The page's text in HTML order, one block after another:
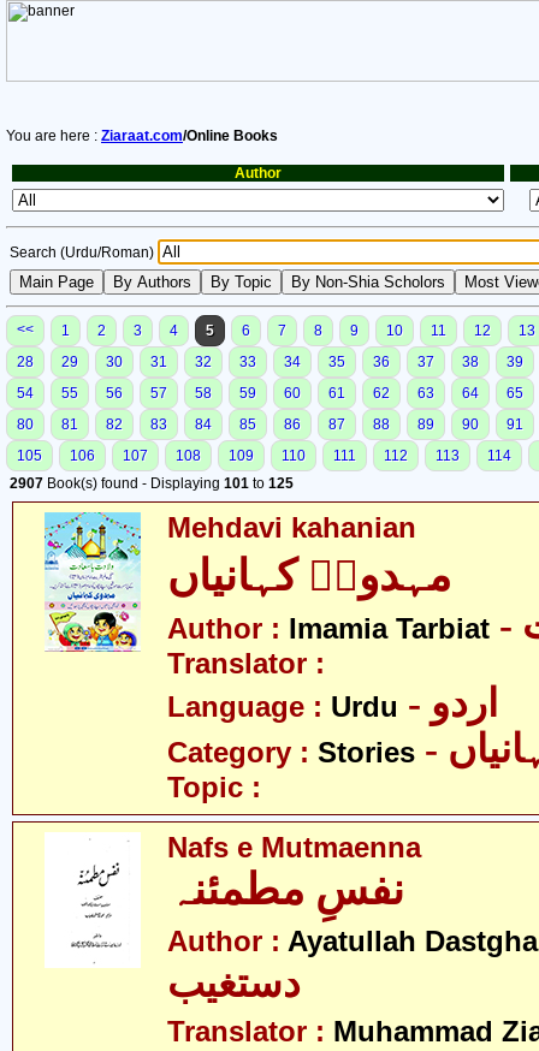
You are here : Ziaraat.com/Online Books
Author
Search (Urdu/Roman)
<< 1 2 3 4 5 6 7 8 9 10 11 12
13
28
29 30 31 32 33 34 35 36 37 38
39
54
55 56 57 58 59 60 61 62 63 64
65
80
81 82 83 84 85 86 87 88 89 90
91
105
106 107 108 109 110 111 112 113
114
2907 Book(s) found - Displaying 101 to 125
Mehdavi kahanian
مہدویؑ کہانیاں
Author : Imamia Tarbiat
Translator :
Language : Urdu - اردو
Category : Stories
Topic :
Nafs e Mutmaenna
نفسِ مطمئنہ
Author : Ayatullah
دستغیب
Translator : Muhammad